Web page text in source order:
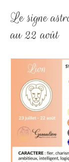
Le signe
au 22 août